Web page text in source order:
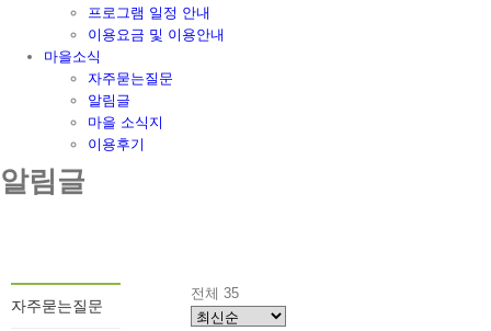
프로그램 일정 안내
이용요금 및 이용안내
마을소식
자주묻는질문
알림글
마을 소식지
이용후기
알림글
전체 35
자주묻는질문